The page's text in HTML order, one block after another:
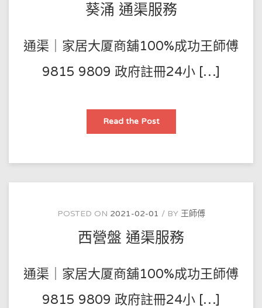
葵涌 通渠服務
通渠｜家居大厦商舖100%成功王師傅
9815 9809 政府註冊24小 […]
Read the Post葵
通
務
POSTED ON 2021-02-01 BY 王師傅
西營盤 通渠服務
通渠｜家居大厦商舖100%成功王師傅
9815 9809 政府註冊24小 […]